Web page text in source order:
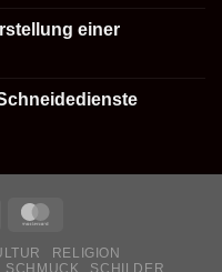
einer
RELIGION